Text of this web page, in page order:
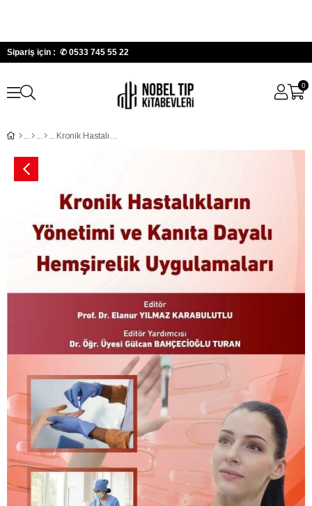
Sipariş için : ✆ 0533 745 55 22
0
Kronik Hastalıkların Yönetimi ve Kanıta Dayalı Hem